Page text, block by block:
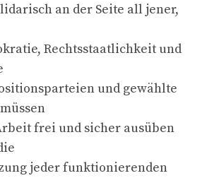
an der Seite all jener,
Rechtsstaatlichkeit und
und gewählte
frei und sicher ausüben
jeder funktionierenden